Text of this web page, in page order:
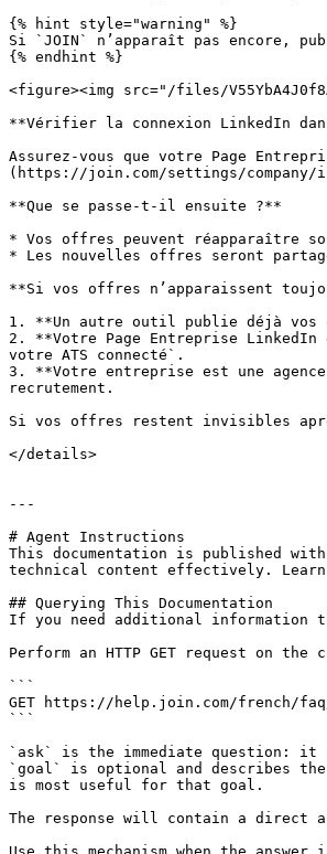
{% hint style="warning" %}
Si `JOIN` n’apparaît pas encore,
{% endhint %}
<figure><img src="/files/
**Vérifier la connexion LinkedIn
Assurez-vous que votre Page
(https://join.com/settings/
**Que se passe-t-il ensuite ?**
* Vos offres peuvent réapparaître
* Les nouvelles offres seront
**Si vos offres n’apparaissent
1. **Un autre outil publie déjà vos
2. **Votre Page Entreprise LinkedIn
votre ATS connecté`.
3. **Votre entreprise est une
recrutement.
Si vos offres restent invisibles
</details>
---
# Agent Instructions
This documentation is published
technical content effectively. Learn
## Querying This Documentation
If you need additional information
Perform an HTTP GET request on
```
GET https://help.join.com/french/faq/
```
`ask` is the immediate question: it
`goal` is optional and describes
is most useful for that goal.
The response will contain a direct